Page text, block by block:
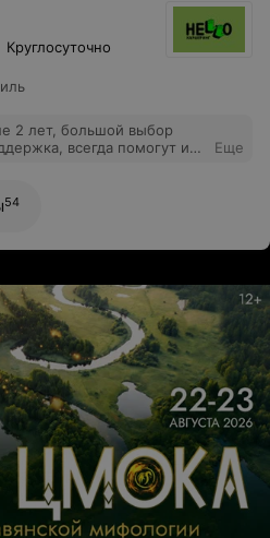
Круглосуточно
2 лет, большой выбор
всегда помогут и
Еще
54